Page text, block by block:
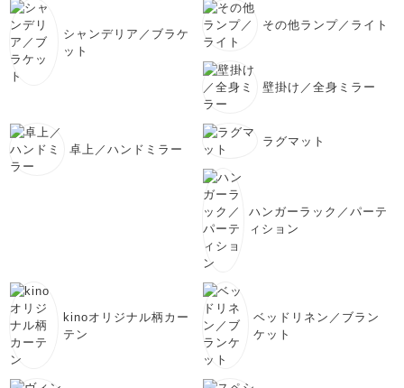
シャンデリア／ブラケ
ット
その他ランプ／ライト
壁掛け／全身ミラー
卓上／ハンドミラー
ラグマット
ハンガーラック／パーテ
ィション
kinoオリジナル柄カー
テン
ベッドリネン／ブラン
ケット